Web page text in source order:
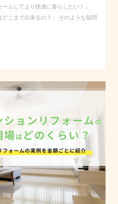
ムしてより快適に暮らしたい！」
来るの？」 そのような疑問